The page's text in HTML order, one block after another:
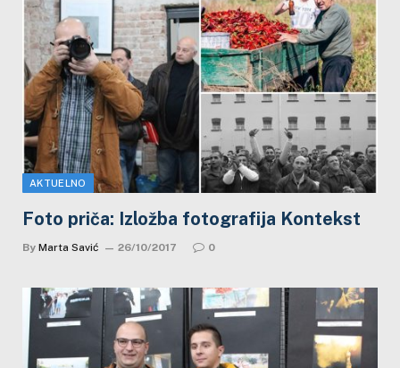
AKTUELNO
Foto priča: Izložba fotografija Kontekst
By Marta Savić 26/10/2017 0